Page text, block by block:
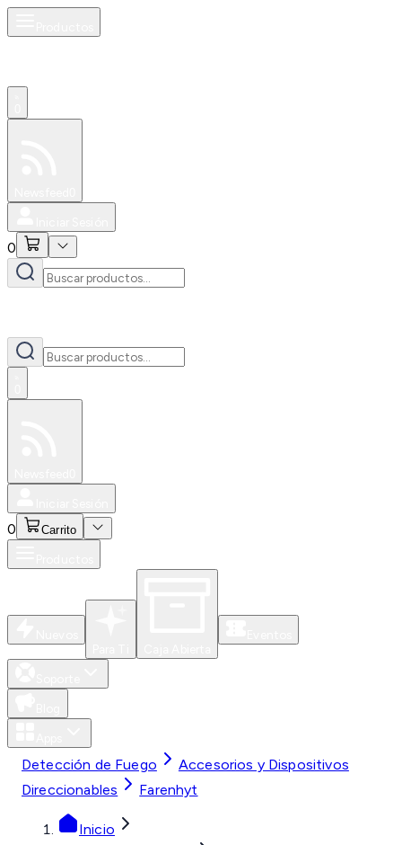
0
0 Carrito
Detección de Fuego
Accesorios y Dispositivos
Direccionables
Farenhyt
Inicio